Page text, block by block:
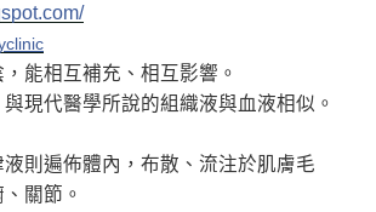
能相互補充、相互影響。
現代醫學所說的組織液與血液相似。
則遍佈體內，布散、流注於肌膚毛
關節。